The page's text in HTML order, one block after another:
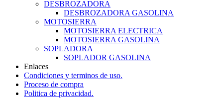
DESBROZADORA
DESBROZADORA GASOLINA
MOTOSIERRA
MOTOSIERRA ELECTRICA
MOTOSIERRA GASOLINA
SOPLADORA
SOPLADOR GASOLINA
Enlaces
Condiciones y terminos de uso.
Proceso de compra
Politica de privacidad.